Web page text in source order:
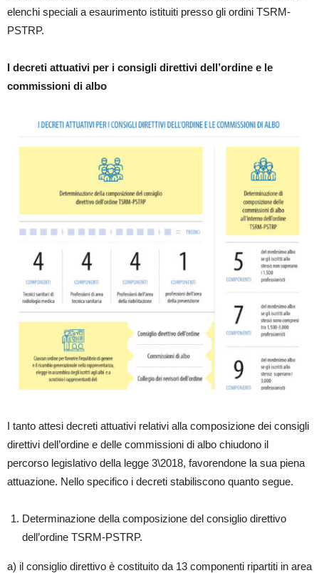
elenchi speciali a esaurimento istituiti presso gli ordini TSRM-
PSTRP.
I decreti attuativi per i consigli direttivi dell’ordine e le
commissioni di albo
I tanto attesi decreti attuativi relativi alla composizione dei consigli
direttivi dell’ordine e delle commissioni di albo chiudono il
percorso legislativo della legge 3\2018, favorendone la sua piena
attuazione. Nello specifico i decreti stabiliscono quanto segue.
Determinazione della composizione del consiglio direttivo
dell’ordine TSRM-PSTRP.
a) il consiglio direttivo è costituito da 13 componenti ripartiti in area